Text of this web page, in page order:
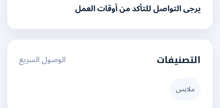
يرجى التواصل للتأكد من أوقات العمل
التصنيفات الوصول السريع
ملابس